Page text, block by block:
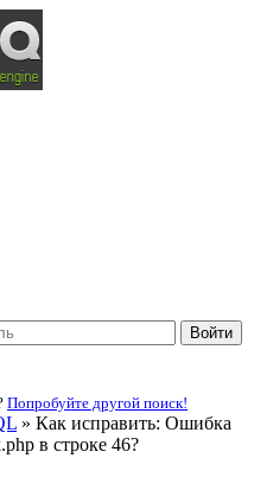
Войти
Попробуйте другой поиск!
» Как исправить: Ошибка
в строке 46?